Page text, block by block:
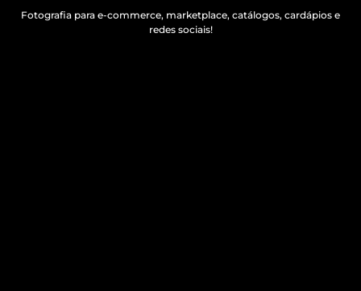
Fotografia para e-commerce, marketplace, catálogos, cardápios e
redes sociais!